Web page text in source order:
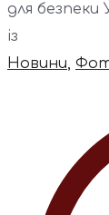
для безпеки
із
Новини,